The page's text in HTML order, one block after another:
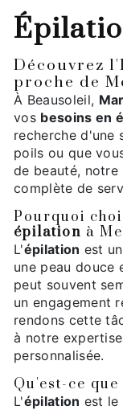
Découvrez l'Épilation avec Marie Ty
proche de
À Beausoleil,
vos besoins en
recherche d'une
poils ou que
de beauté,
complète de
Pourquoi
épilation à
L'épilation est
une peau douce
peut souvent
un engagement
rendons cette
à notre
personnalisée.
Qu'est-ce que
L'épilation est le